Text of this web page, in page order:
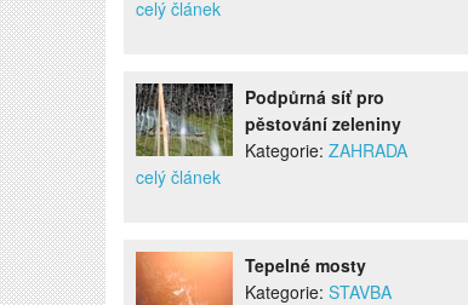
celý článek
Podpůrná síť pro
pěstování zeleniny
Kategorie: ZAHRADA
celý článek
Tepelné mosty
Kategorie: STAVBA